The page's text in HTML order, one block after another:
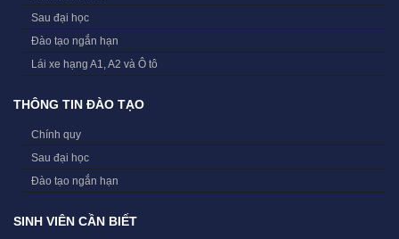
Sau đại học
Đào tạo ngắn hạn
Lái xe hạng A1, A2 và Ô tô
THÔNG TIN ĐÀO TẠO
Chính quy
Sau đại học
Đào tạo ngắn hạn
SINH VIÊN CẦN BIẾT